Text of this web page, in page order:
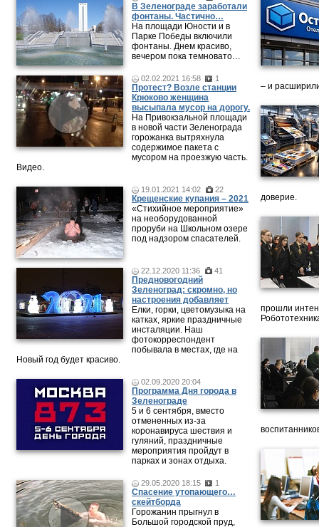
В Зеленограде заработали
фонтаны. Частично…
На площади Юности и в
Парке Победы включили
фонтаны. Днем красиво,
вечером пока темновато…
02.02.2021 16:58 1
Протест? Возле станции
Крюково женщина
высыпала мусор на дорогу.
На Привокзальной площади
в новой части Зеленограда
горожанка вытряхнула
содержимое пакета с
мусором на проезжую часть.
Видео.
19.01.2021 14:02 22
Крещенские купания – 2021
«Стихийное мероприятие»
на необорудованной
проруби на Школьном озере
под надзором спасателей.
22.12.2020 11:36 41
Предновогодний
Зеленоград: скромно, но
настроения добавляет
Елки, горки, цветомузыка на
катках, яркие праздничные
инсталяции. Наш
фотокорреспондент
побывала в местах, где на
Новый год будет красиво.
02.09.2020 20:04
Программа Дня города в
Зеленограде
5 и 6 сентября, вместо
отмененных из-за
коронавируса шествия и
гуляний, праздничные
мероприятия пройдут в
парках и зонах отдыха.
29.05.2020 18:15 1
Спасение утопающего…
скейтборда
Горожанин прыгнул в
Большой городской пруд,
– и
доверие.
прошли